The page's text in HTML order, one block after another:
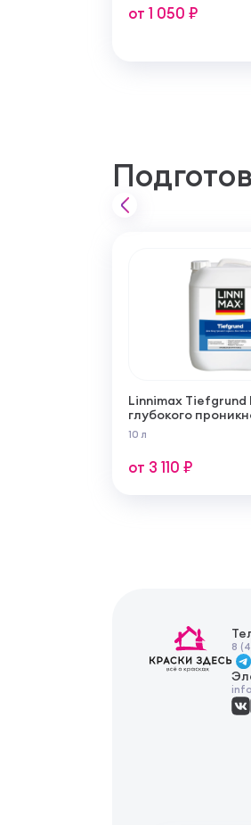
от 1 050 ₽
Linnimax Tiefgrund
глубокого
внутренних и
10 л
от 3 110 ₽
8